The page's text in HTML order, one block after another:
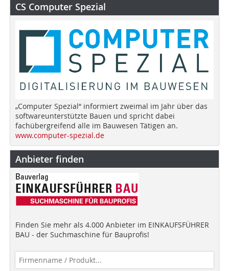
CS Computer Spezial
„Computer Spezial“ informiert zweimal im Jahr über das
softwareunterstützte Bauen und spricht dabei
fachübergreifend alle im Bauwesen Tätigen an.
www.computer-spezial.de
Anbieter finden
Finden Sie mehr als 4.000 Anbieter im EINKAUFSFÜHRER
BAU - der Suchmaschine für Bauprofis!